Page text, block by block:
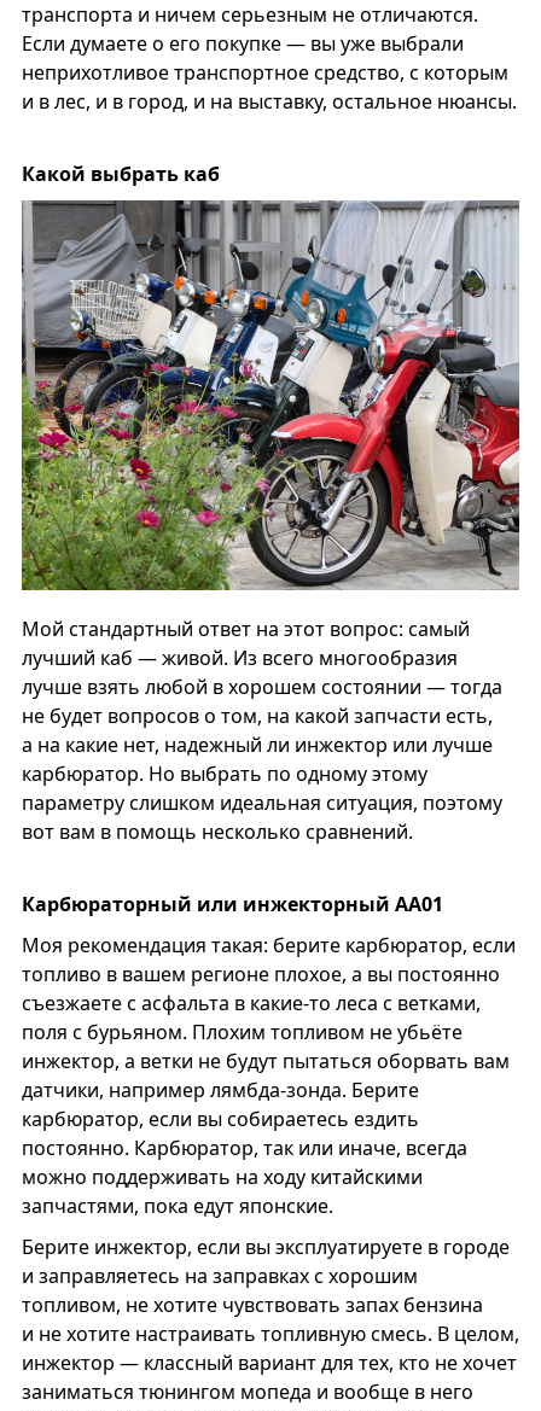
транспорта и ничем серьезным не отличаются.
Если думаете о его покупке — вы уже выбрали
неприхотливое транспортное средство, с которым
и в лес, и в город, и на выставку, остальное нюансы.
Какой выбрать каб
Мой стандартный ответ на этот вопрос: самый
лучший каб — живой. Из всего многообразия
лучше взять любой в хорошем состоянии — тогда
не будет вопросов о том, на какой запчасти есть,
а на какие нет, надежный ли инжектор или лучше
карбюратор. Но выбрать по одному этому
параметру слишком идеальная ситуация, поэтому
вот вам в помощь несколько сравнений.
Карбюраторный или инжекторный АА01
Моя рекомендация такая: берите карбюратор, если
топливо в вашем регионе плохое, а вы постоянно
съезжаете с асфальта в какие-то леса с ветками,
поля с бурьяном. Плохим топливом не убьёте
инжектор, а ветки не будут пытаться оборвать вам
датчики, например лямбда-зонда. Берите
карбюратор, если вы собираетесь ездить
постоянно. Карбюратор, так или иначе, всегда
можно поддерживать на ходу китайскими
запчастями, пока едут японские.
Берите инжектор, если вы эксплуатируете в городе
и заправляетесь на заправках с хорошим
топливом, не хотите чувствовать запах бензина
и не хотите настраивать топливную смесь. В целом,
инжектор — классный вариант для тех, кто не хочет
заниматься тюнингом мопеда и вообще в него